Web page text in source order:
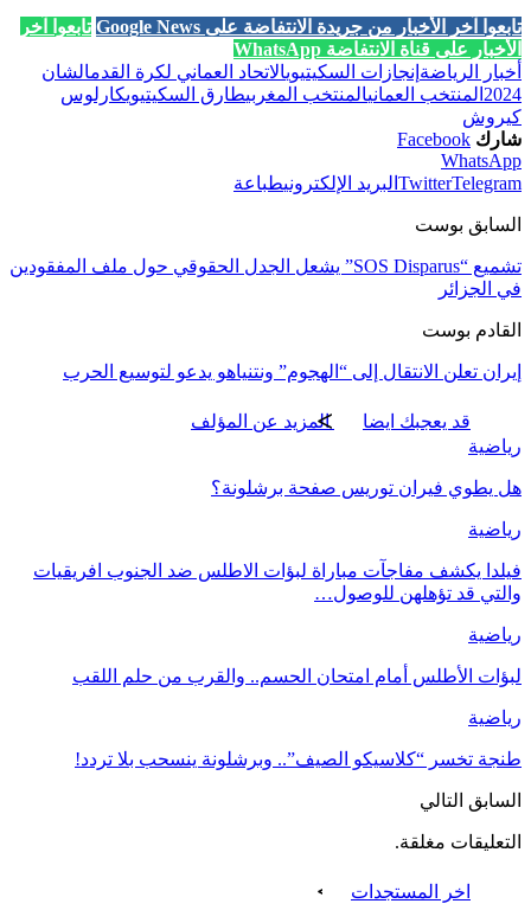
تابعوا آخر الأخبار من جريدة الانتفاضة على Google News
تابعوا آخر
الأخبار على قناة الانتفاضة WhatsApp
أخبار الرياضة إنجازات السكيتيويالاتحاد العماني لكرة القدمالشان
2024 المنتخب العمانيالمنتخب المغربيطارق السكيتيويكارلوس
كيروش
شارك Facebook
WhatsApp
TwitterTelegram البريد الإلكترونيطباعة
السابق بوست
تشميع “SOS Disparus” يشعل الجدل الحقوقي حول ملف المفقودين
في الجزائر
القادم بوست
إيران تعلن الانتقال إلى “الهجوم” ونتنياهو يدعو لتوسيع الحرب
قد يعجبك ايضا
المزيد عن المؤلف
رياضية
هل يطوي فيران توريس صفحة برشلونة؟
رياضية
فيلدا يكشف مفاجآت مباراة لبؤات الاطلس ضد الجنوب افريقيات
والتي قد تؤهلهن للوصول…
رياضية
لبؤات الأطلس أمام امتحان الحسم.. والقرب من حلم اللقب
رياضية
طنجة تخسر “كلاسيكو الصيف”.. وبرشلونة ينسحب بلا تردد!
السابق التالي
التعليقات مغلقة.
اخر المستجدات